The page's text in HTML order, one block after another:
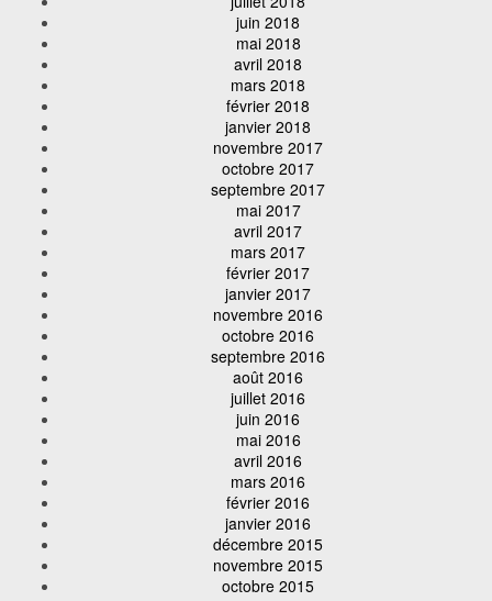
juin 2018
mai 2018
avril 2018
mars 2018
février 2018
janvier 2018
novembre 2017
octobre 2017
septembre 2017
mai 2017
avril 2017
mars 2017
février 2017
janvier 2017
novembre 2016
octobre 2016
septembre 2016
août 2016
juillet 2016
juin 2016
mai 2016
avril 2016
mars 2016
février 2016
janvier 2016
décembre 2015
novembre 2015
octobre 2015